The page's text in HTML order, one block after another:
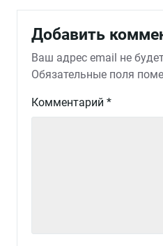
Добавить
Ваш адрес email не
Обязательные поля
Комментарий *